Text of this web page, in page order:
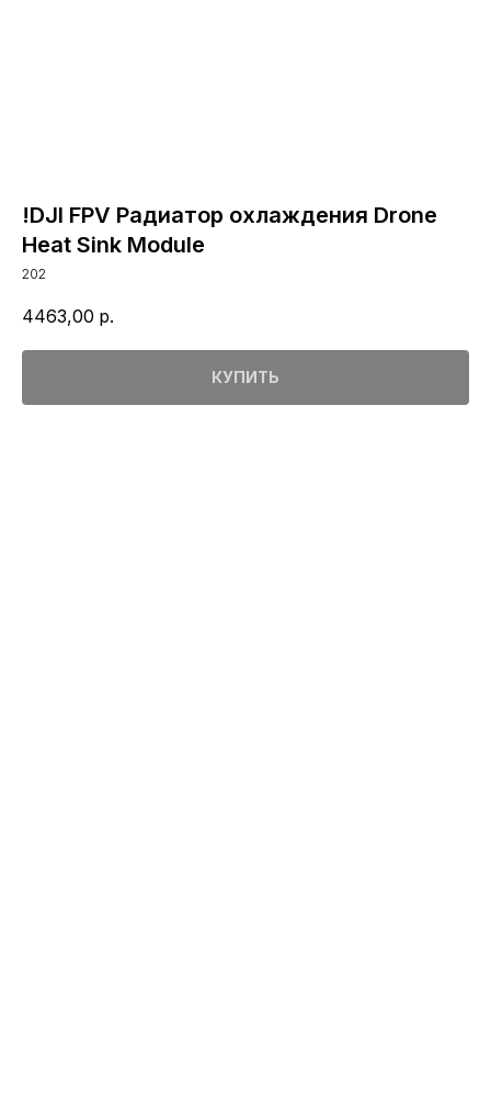
!DJI FPV Радиатор охлаждения Drone
Heat Sink Module
202
4463,00 р.
КУПИТЬ